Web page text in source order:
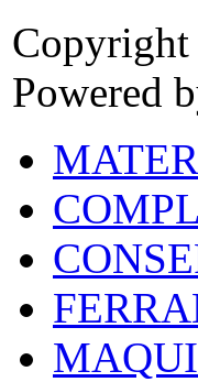
Powered